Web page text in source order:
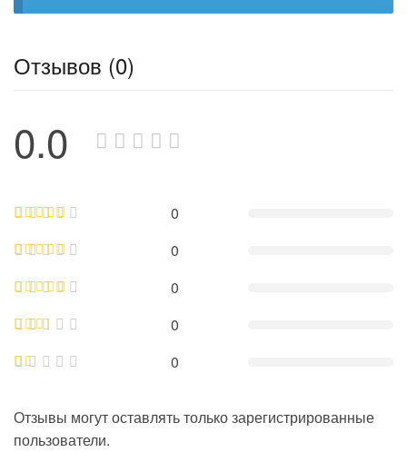
Отзывов (0)
0.0
0
0
0
0
0
Отзывы могут оставлять только зарегистрированные
пользователи.